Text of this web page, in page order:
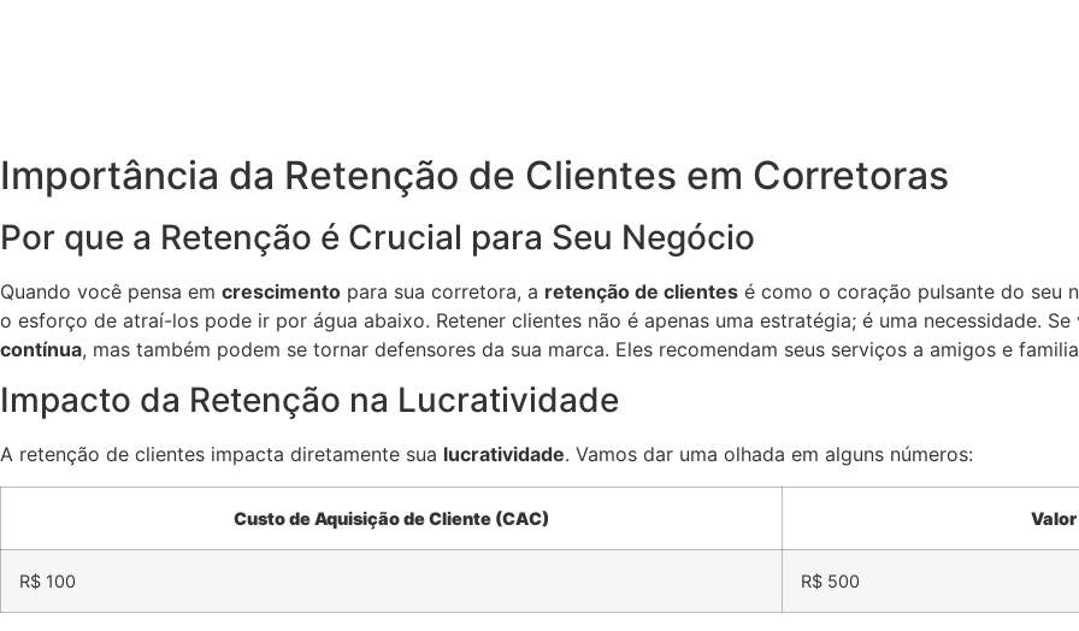
Importância da Retenção de Clientes em Corretoras
Por que a Retenção é Crucial para Seu Negócio
Quando você pensa em crescimento para sua corretora, a retenção de clientes é como o coração pulsante do seu
o esforço de atraí-los pode ir por água abaixo. Retener clientes não é apenas uma estratégia; é uma necessidade.
contínua, mas também podem se tornar defensores da sua marca. Eles recomendam seus serviços a amigos e
Impacto da Retenção na Lucratividade
A retenção de clientes impacta diretamente sua lucratividade. Vamos dar uma olhada em alguns números:
Custo de Aquisição de Cliente (CAC) Valor
R$ 100 R$ 500